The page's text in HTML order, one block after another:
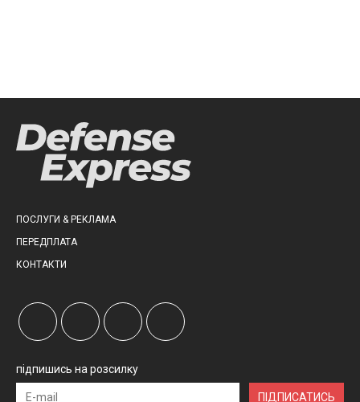
ПОСЛУГИ & РЕКЛАМА
ПЕРЕДПЛАТА
КОНТАКТИ
підпишись на розсилку
ПІДПИСАТИСЬ